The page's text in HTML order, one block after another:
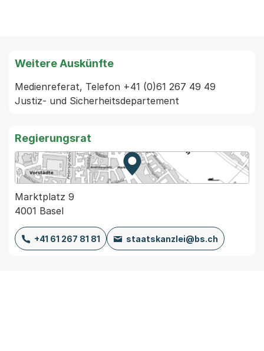
Weitere Auskünfte
Medienreferat, Telefon +41 (0)61 267 49 49
Justiz- und Sicherheitsdepartement
Regierungsrat
Zur Karte von MapBS.
Externer Link, wird in einem
Marktplatz 9
4001 Basel
+41 61 267 81 81 staatskanzlei@bs.ch